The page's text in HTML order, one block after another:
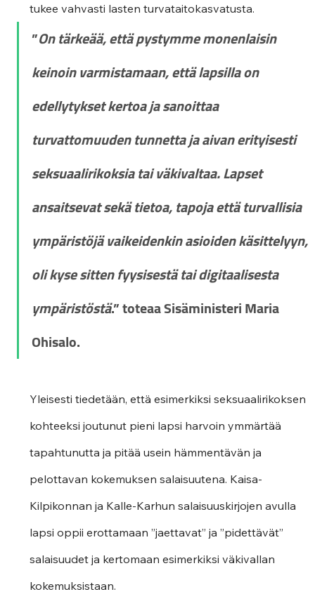
tukee vahvasti lasten turvataitokasvatusta.
”On tärkeää, että pystymme monenlaisin
keinoin varmistamaan, että lapsilla on
edellytykset kertoa ja sanoittaa
turvattomuuden tunnetta ja aivan erityisesti
seksuaalirikoksia tai väkivaltaa. Lapset
ansaitsevat sekä tietoa, tapoja että turvallisia
ympäristöjä vaikeidenkin asioiden käsittelyyn,
oli kyse sitten fyysisestä tai digitaalisesta
ympäristöstä.” toteaa Sisäministeri Maria
Ohisalo.
Yleisesti tiedetään, että esimerkiksi seksuaalirikoksen
kohteeksi joutunut pieni lapsi harvoin ymmärtää
tapahtunutta ja pitää usein hämmentävän ja
pelottavan kokemuksen salaisuutena. Kaisa-
Kilpikonnan ja Kalle-Karhun salaisuuskirjojen avulla
lapsi oppii erottamaan ”jaettavat” ja ”pidettävät”
salaisuudet ja kertomaan esimerkiksi väkivallan
kokemuksistaan.